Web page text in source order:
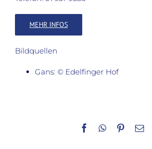
MEHR INFOS
Bildquellen
Gans: © Edelfinger Hof
Facebook
WhatsApp
Pinterest
E-